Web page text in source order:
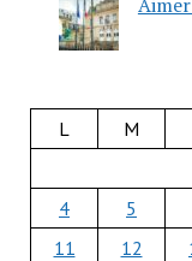
L M
4
5
11
12